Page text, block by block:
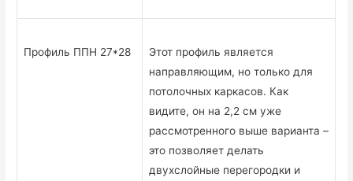
Профиль ППН 27*28
Этот профиль является
направляющим, но только для
потолочных каркасов. Как
видите, он на 2,2 см уже
рассмотренного выше варианта –
это позволяет делать
двухслойные перегородки и